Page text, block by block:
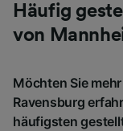
Häufig
von
Möchten Sie
Ravensburg
häufigsten